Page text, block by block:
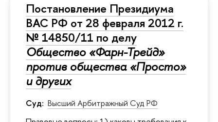
Постановление Президиума
ВАС РФ от 28 февраля 2012 г.
№ 14850/11 по делу
Общество «Фарн-Трейд»
против общества «Просто»
и других
Суд: Высший Арбитражный Суд РФ